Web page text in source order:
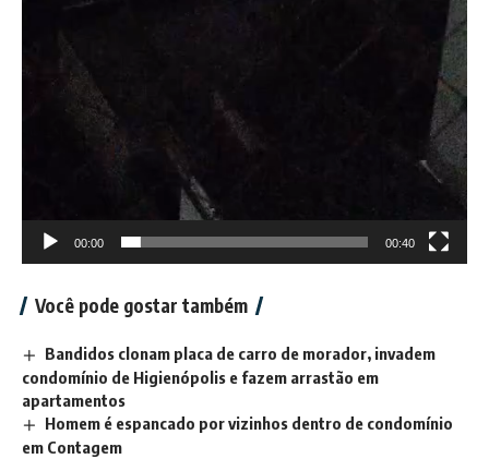
00:00 00:40
Você pode gostar também
Bandidos clonam placa de carro de morador, invadem
condomínio de Higienópolis e fazem arrastão em
apartamentos
Homem é espancado por vizinhos dentro de condomínio
em Contagem